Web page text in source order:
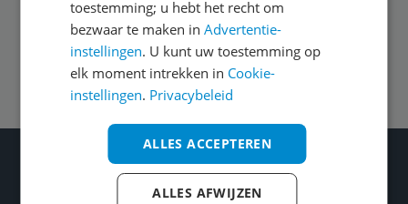
Volg ons op
Wat je ook kiest: Blijf kieskeurig
Gecontroleerde reviews
toestemming; u hebt het recht om
bezwaar te maken inAdvertentie-
instellingen. U kunt uw toestemming op
elk moment intrekken in Cookie-
instellingen. Privacybeleid
ALLES ACCEPTEREN
ALLES AFWIJZEN